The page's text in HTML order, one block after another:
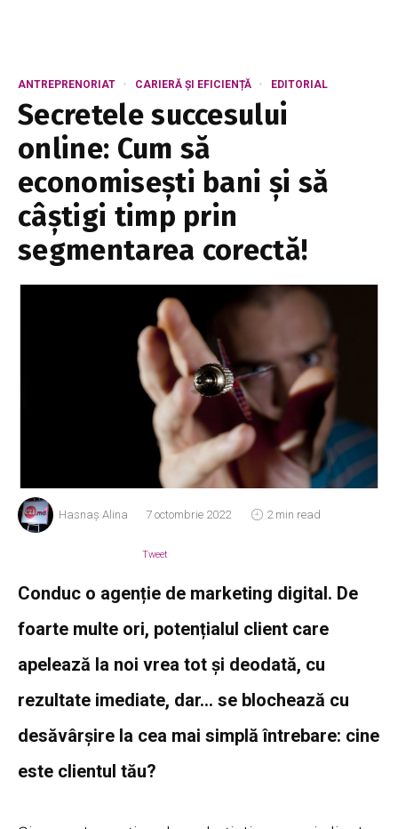
ANTREPRENORIAT CARIERĂ ȘI EFICIENȚĂ EDITORIAL
Secretele succesului
online: Cum să
economisești bani și să
câștigi timp prin
segmentarea corectă!
Hasnaș Alina 7 octombrie 2022 2 min read
Tweet
Conduc o agenție de marketing digital. De
foarte multe ori, potențialul client care
apelează la noi vrea tot și deodată, cu
rezultate imediate, dar… se blochează cu
desăvârșire la cea mai simplă întrebare: cine
este clientul tău?